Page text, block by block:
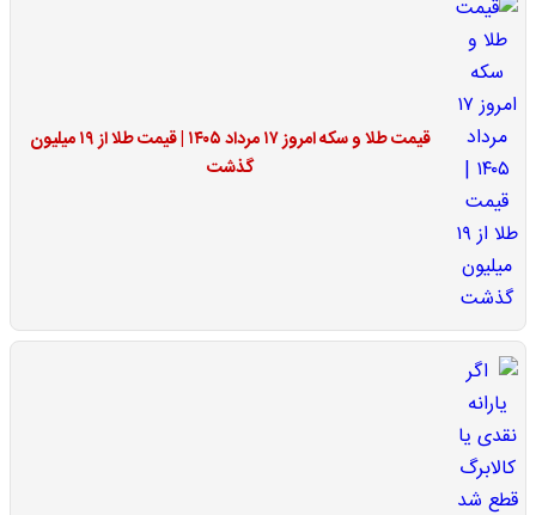
قیمت طلا و سکه امروز ۱۷ مرداد ۱۴۰۵ | قیمت طلا از ۱۹ میلیون
گذشت